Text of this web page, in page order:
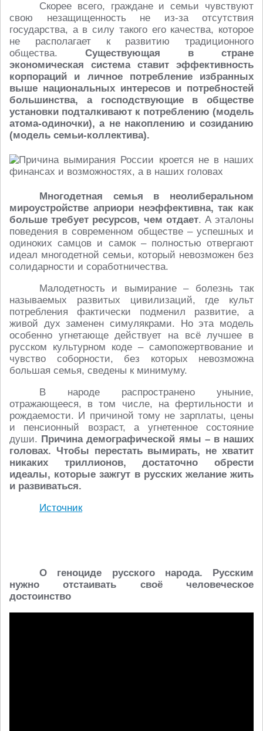
Скорее всего, граждане и семьи чувствуют
свою незащищенность не из-за отсутствия
государства, а в силу такого его качества, которое
не располагает к развитию традиционного
общества. Существующая в стране
экономическая система ставит эффективность
корпораций и личное потребление избранных
выше национальных интересов и потребностей
большинства, а господствующие в обществе
установки подталкивают к потреблению (модель
атома-одиночки), а не накоплению и созиданию
(модель семьи-коллектива).
Многодетная семья в неолиберальном
мироустройстве априори неэффективна, так как
больше требует ресурсов, чем отдает. А эталоны
поведения в современном обществе – успешных и
одиноких самцов и самок – полностью отвергают
идеал многодетной семьи, который невозможен без
солидарности и соработничества.
Малодетность и вымирание – болезнь так
называемых развитых цивилизаций, где культ
потребления фактически подменил развитие, а
живой дух заменен симулякрами. Но эта модель
особенно угнетающе действует на всё лучшее в
русском культурном коде – самопожертвование и
чувство соборности, без которых невозможна
большая семья, сведены к минимуму.
В народе распространено уныние,
отражающееся, в том числе, на фертильности и
рождаемости. И причиной тому не зарплаты, цены
и пенсионный возраст, а угнетенное состояние
души. Причина демографической ямы – в наших
головах. Чтобы перестать вымирать, не хватит
никаких триллионов, достаточно обрести
идеалы, которые зажгут в русских желание жить
и развиваться.
Источник
О геноциде русского народа. Русским
нужно отстаивать своё человеческое
достоинство